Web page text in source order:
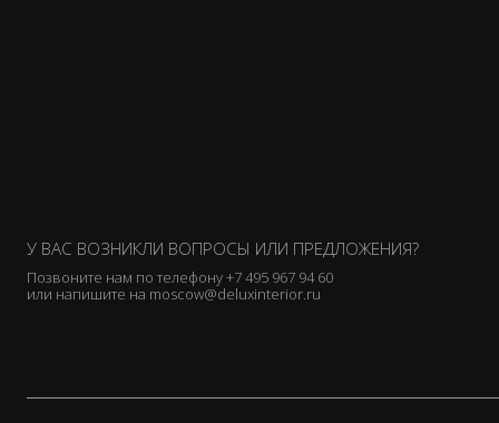
У ВАС ВОЗНИКЛИ ВОПРОСЫ ИЛИ ПРЕДЛОЖЕНИЯ?
Позвоните нам по телефону+7 495 967 94 60
или напишите на moscow@deluxinterior.ru